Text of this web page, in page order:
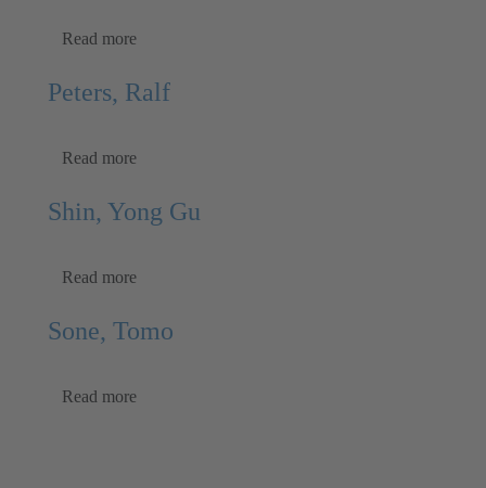
Read more
Peters, Ralf
Read more
Shin, Yong Gu
Read more
Sone, Tomo
Read more